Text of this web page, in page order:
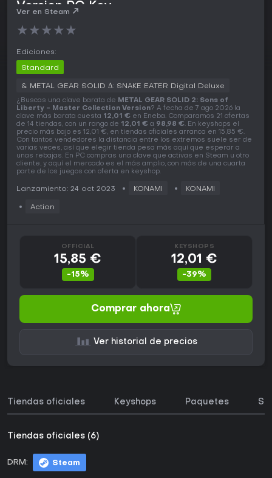
Version PC Key
Ver en Steam
★★★★★
Ediciones:
Standard
& METAL GEAR SOLID Δ: SNAKE EATER Digital Deluxe
¿Buscas una clave barata de METAL GEAR SOLID 2: Sons of
Liberty - Master Collection Version? A fecha de 7 ago 2026 la
clave más barata cuesta 12,01 € en Eneba. Comparamos 21 ofertas
de 14 tiendas, con un rango de 12,01 € a 98,98 €. En keyshops el
precio más bajo es 12,01 €, en tiendas oficiales arranca en 15,85 €.
Con tantos vendedores la distancia entre los extremos suele ser de
varias veces, así que elegir tienda pesa más aquí que esperar a
unas rebajas. En PC compras una clave que activas en Steam u otro
cliente, y aquí el mercado es el más amplio, con más de una cuarta
parte de los juegos con oferta en keyshop.
Lanzamiento: 24 oct 2023 KONAMI KONAMI
Action
OFFICIAL
15,85 €
-15%
KEYSHOPS
12,01 €
-39%
Comprar ahora
Ver historial de precios
Tiendas oficiales Keyshops Paquetes
Tiendas oficiales (6)
DRM: Steam